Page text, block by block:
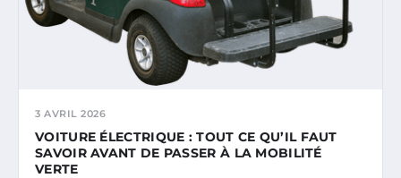
3 AVRIL 2026
VOITURE ÉLECTRIQUE : TOUT CE QU’IL FAUT
SAVOIR AVANT DE PASSER À LA MOBILITÉ
VERTE